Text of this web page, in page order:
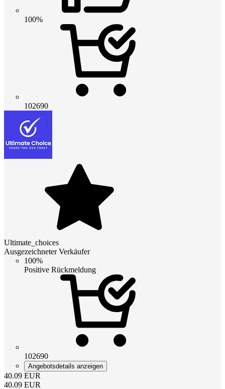
100%
102690
Ultimate_choices
Ausgezeichneter Verkäufer
100%
Positive Rückmeldung
102690
Angebotsdetails anzeigen
40.09 EUR
40.09 EUR